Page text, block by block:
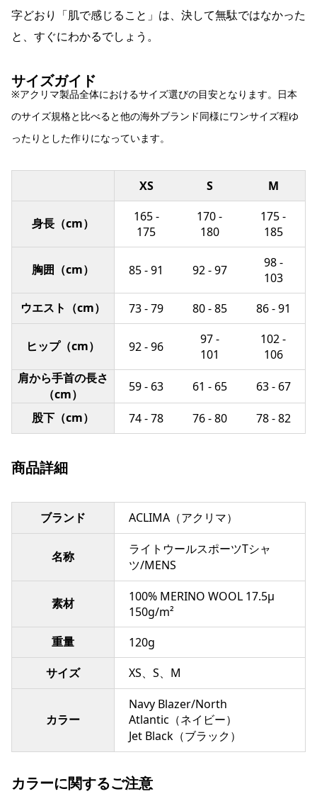
字どおり「肌で感じること」は、決して無駄ではなかった
と、すぐにわかるでしょう。
サイズガイド
※アクリマ製品全体におけるサイズ選びの目安となります。日本
のサイズ規格と比べると他の海外ブランド同様にワンサイズ程ゆ
ったりとした作りになっています。
XS S M
身長（cm）
165 -
175
170 -
180
175 -
185
胸囲（cm） 85 - 91 92 - 97
98 -
103
ウエスト（cm）
73 - 79 80 - 85 86 - 91
ヒップ（cm） 92 - 96
97 -
101
102 -
106
肩から手首の長さ
（cm）
59 - 63 61 - 65
63 - 67
股下（cm）
74 - 78 76 - 80 78 - 82
商品詳細
ブランド ACLIMA（アクリマ）
名称
ライトウールスポーツTシャ
ツ/MENS
素材
100% MERINO WOOL 17.5µ
150g/m²
重量
120g
サイズ
XS、S、M
カラー
Navy Blazer/North
Atlantic（ネイビー）
Jet Black（ブラック）
カラーに関するご注意